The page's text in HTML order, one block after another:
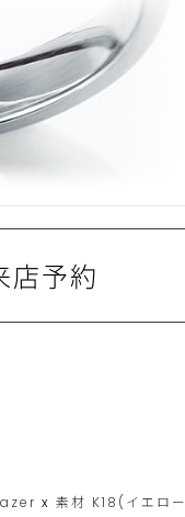
店予約
x 素材 K18(イエロ